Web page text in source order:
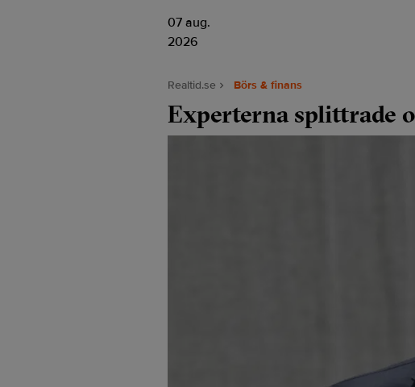
07 aug.
2026
Realtid.se Börs & finans
Experterna splittrade